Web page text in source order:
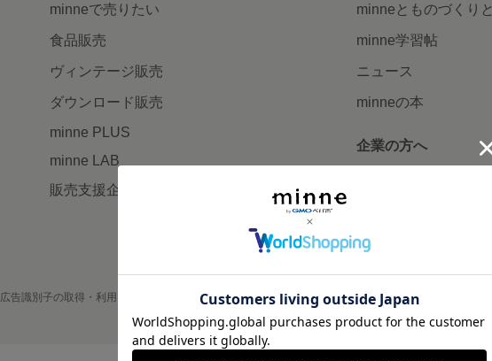
minneで売りたい
食品販売
ヴィンテージ販売
ダウンロード販売
minne PLUS
minne LAB
販売支援企画・イベント
minneとものづくりと
minne学習帖
ニュース
minneの本
企業の方へ
広告識別子の取得・利用 プライバシーポリシー 会社概要 採用情報 メディアキット
©GMO Pepabo, Inc. All rights reserved.